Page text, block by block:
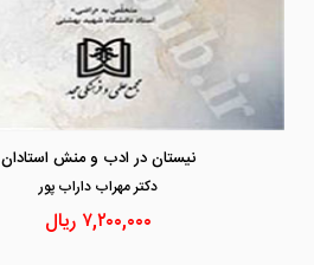
نیستان در ادب و منش استادان
دكتر مهراب داراب پور
۷,۲۰۰,۰۰۰ ریال